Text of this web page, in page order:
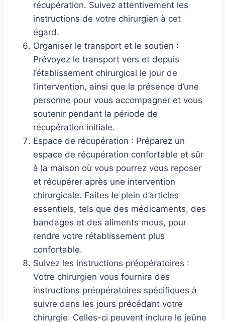
récupération. Suivez attentivement les
instructions de votre chirurgien à cet
égard.
Organiser le transport et le soutien :
Prévoyez le transport vers et depuis
l’établissement chirurgical le jour de
l’intervention, ainsi que la présence d’une
personne pour vous accompagner et vous
soutenir pendant la période de
récupération initiale.
Espace de récupération : Préparez un
espace de récupération confortable et sûr
à la maison où vous pourrez vous reposer
et récupérer après une intervention
chirurgicale. Faites le plein d’articles
essentiels, tels que des médicaments, des
bandages et des aliments mous, pour
rendre votre rétablissement plus
confortable.
Suivez les instructions préopératoires :
Votre chirurgien vous fournira des
instructions préopératoires spécifiques à
suivre dans les jours précédant votre
chirurgie. Celles-ci peuvent inclure le jeûne